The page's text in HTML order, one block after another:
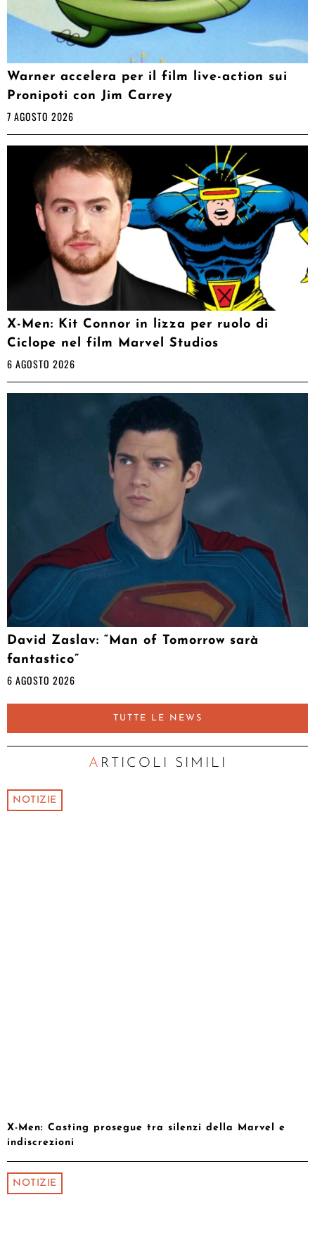
Warner accelera per il film live-action sui
Pronipoti con Jim Carrey
7 AGOSTO 2026
X-Men: Kit Connor in lizza per ruolo di
Ciclope nel film Marvel Studios
6 AGOSTO 2026
David Zaslav: “Man of Tomorrow sarà
fantastico”
6 AGOSTO 2026
TUTTE LE NEWS
ARTICOLI SIMILI
NOTIZIE
X-Men: Casting prosegue tra silenzi della Marvel e
indiscrezioni
NOTIZIE